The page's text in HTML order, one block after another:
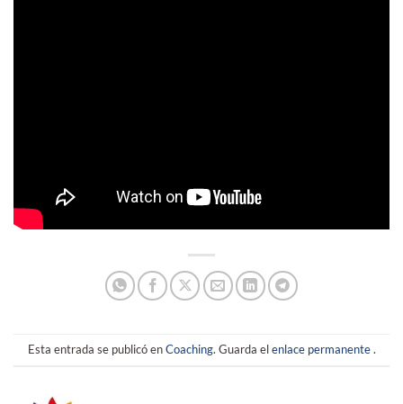
Esta entrada se publicó enCoaching. Guarda elenlace permanente.